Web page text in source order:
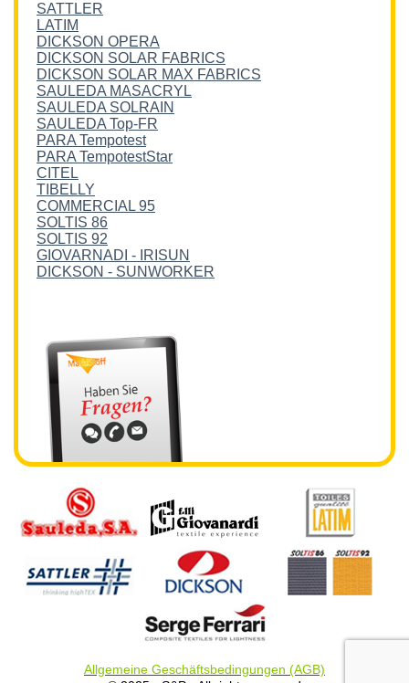
SATTLER
LATIM
DICKSON OPERA
DICKSON SOLAR FABRICS
DICKSON SOLAR MAX FABRICS
SAULEDA MASACRYL
SAULEDA SOLRAIN
SAULEDA Top-FR
PARA Tempotest
PARA TempotestStar
CITEL
TIBELLY
COMMERCIAL 95
SOLTIS 86
SOLTIS 92
GIOVARNADI - IRISUN
DICKSON - SUNWORKER
Allgemeine Geschäftsbedingungen (AGB)